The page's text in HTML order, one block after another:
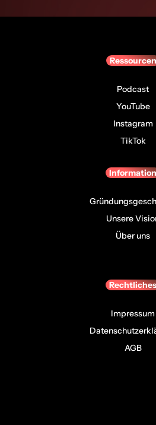
Podcast
YouTube
Instagram
TikTok
Unsere
Über uns
Impressum
AGB